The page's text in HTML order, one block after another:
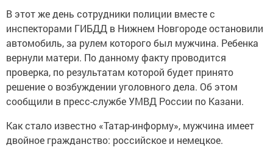
В этот же день сотрудники полиции вместе с
инспекторами ГИБДД в Нижнем Новгороде остановили
автомобиль, за рулем которого был мужчина. Ребенка
вернули матери. По данному факту проводится
проверка, по результатам которой будет принято
решение о возбуждении уголовного дела. Об этом
сообщили в пресс-службе УМВД России по Казани.
Как стало известно «Татар-информу», мужчина имеет
двойное гражданство: российское и немецкое.